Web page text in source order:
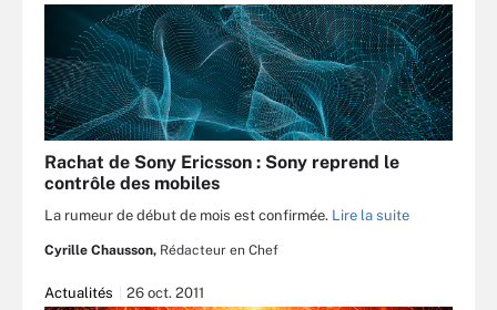
Rachat de Sony Ericsson : Sony reprend le
contrôle des mobiles
La rumeur de début de mois est confirmée. Lire la suite
Cyrille Chausson, Rédacteur en Chef
Actualités 26 oct. 2011